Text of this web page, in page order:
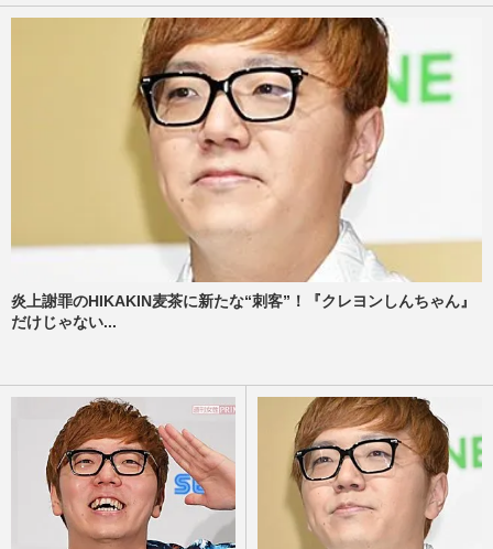
炎上謝罪のHIKAKIN麦茶に新たな“刺客”！『クレヨンしんちゃん』
だけじゃない...